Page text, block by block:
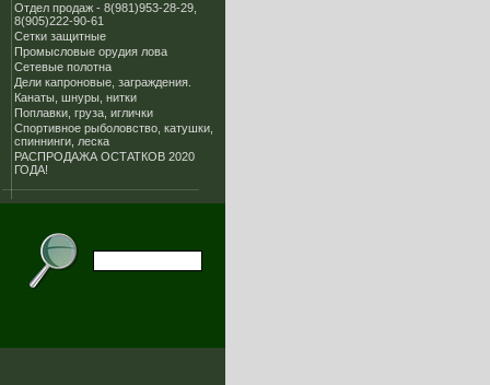
Отдел продаж - 8(981)953-28-29,
8(905)222-90-61
Сетки защитные
Промысловые орудия лова
Сетевые полотна
Дели капроновые, заграждения.
Канаты, шнуры, нитки
Поплавки, груза, иглички
Спортивное рыболовство, катушки,
спиннинги, леска
РАСПРОДАЖА ОСТАТКОВ 2020
ГОДА!